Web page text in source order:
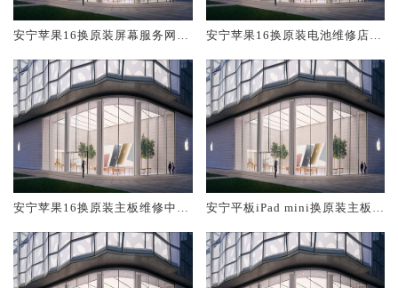
安宁苹果16换原装屏幕服务网点
安宁苹果16换原装电池维修店大
安宁苹果16换原装主板维修中心
安宁平板iPad mini换原装主板维